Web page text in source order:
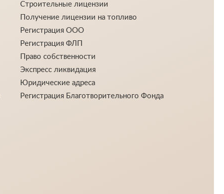
Строительные лицензии
Получение лицензии на топливо
Регистрация ООО
Регистрация ФЛП
Право собственности
Экспресс ликвидация
Юридические адреса
Регистрация Благотворительного Фонда